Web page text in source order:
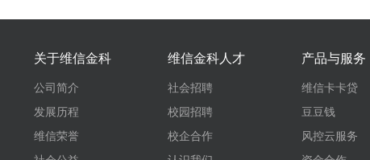
关于维信金科
公司简介
发展历程
维信荣誉
维信金科人才
社会招聘
校园招聘
校企合作
产品与服务
维信卡卡贷
豆豆钱
风控云服务